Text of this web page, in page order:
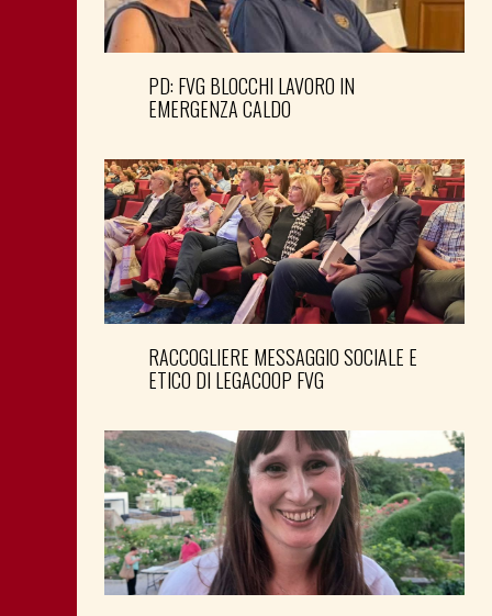
PD: FVG BLOCCHI LAVORO IN
EMERGENZA CALDO
RACCOGLIERE MESSAGGIO SOCIALE E
ETICO DI LEGACOOP FVG